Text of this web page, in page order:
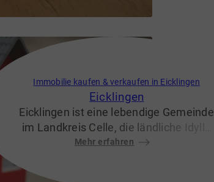
Immobilie kaufen & verkaufen in Eicklingen
Eicklingen
Eicklingen ist eine lebendige Gemeinde
im Landkreis Celle, die ländliche Idylle
mit moderner Infrastruktur verbindet.
Wäldern bietet der Ort eine hohe
Mehr erfahren